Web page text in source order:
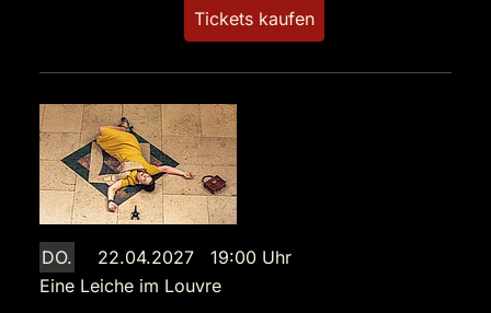
Tickets kaufen
DO.
22.04.2027 19:00 Uhr
Eine Leiche im Louvre